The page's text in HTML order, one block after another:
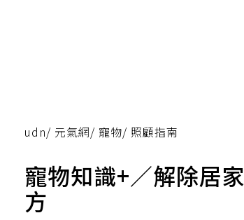
udn/ 元氣網/ 寵物/ 照顧指南
寵物知識+／解除居
方